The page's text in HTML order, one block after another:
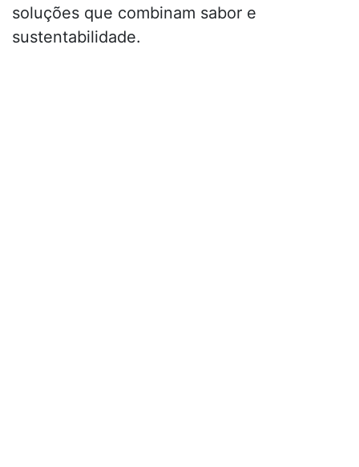
soluções que combinam sabor e
sustentabilidade.